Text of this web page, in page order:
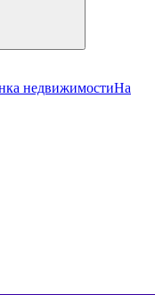
недвижимостиНа